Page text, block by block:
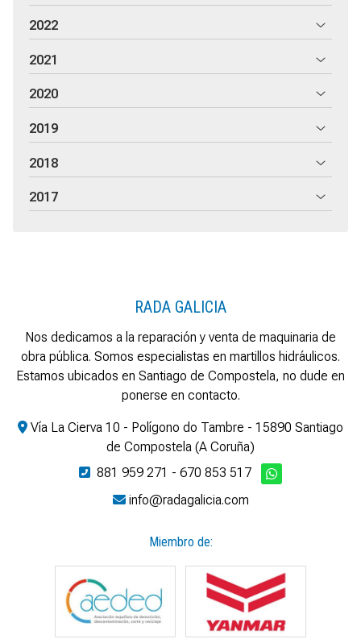
2022
2021
2020
2019
2018
2017
RADA GALICIA
Nos dedicamos a la reparación y venta de maquinaria de
obra pública. Somos especialistas en martillos hidráulicos.
Estamos ubicados en Santiago de Compostela, no dude en
ponerse en contacto.
Vía La Cierva 10 - Polígono do Tambre - 15890 Santiago
de Compostela (A Coruña)
881 959 271 - 670 853 517
info@radagalicia.com
Miembro de: